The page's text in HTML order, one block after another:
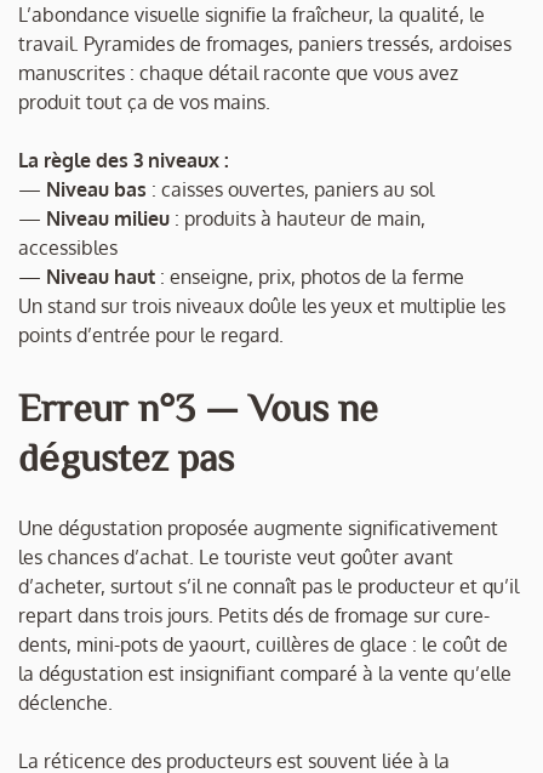
L’abondance visuelle signifie la fraîcheur, la qualité, le
travail. Pyramides de fromages, paniers tressés, ardoises
manuscrites : chaque détail raconte que vous avez
produit tout ça de vos mains.
La règle des 3 niveaux :
— Niveau bas : caisses ouvertes, paniers au sol
— Niveau milieu : produits à hauteur de main,
accessibles
— Niveau haut : enseigne, prix, photos de la ferme
Un stand sur trois niveaux doûle les yeux et multiplie les
points d’entrée pour le regard.
Erreur n°3 — Vous ne
dégustez pas
Une dégustation proposée augmente significativement
les chances d’achat. Le touriste veut goûter avant
d’acheter, surtout s’il ne connaît pas le producteur et qu’il
repart dans trois jours. Petits dés de fromage sur cure-
dents, mini-pots de yaourt, cuillères de glace : le coût de
la dégustation est insignifiant comparé à la vente qu’elle
déclenche.
La réticence des producteurs est souvent liée à la